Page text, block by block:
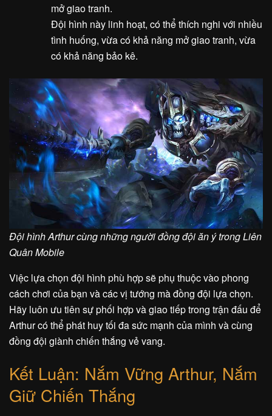
mở giao tranh.
Đội hình này linh hoạt, có thể thích nghi với nhiều
tình huống, vừa có khả năng mở giao tranh, vừa
có khả năng bảo kê.
Đội hình Arthur cùng những người đồng đội ăn ý trong Liên
Quân Mobile
Việc lựa chọn đội hình phù hợp sẽ phụ thuộc vào phong
cách chơi của bạn và các vị tướng mà đồng đội lựa chọn.
Hãy luôn ưu tiên sự phối hợp và giao tiếp trong trận đấu để
Arthur có thể phát huy tối đa sức mạnh của mình và cùng
đồng đội giành chiến thắng vẻ vang.
Kết Luận: Nắm Vững Arthur, Nắm
Giữ Chiến Thắng